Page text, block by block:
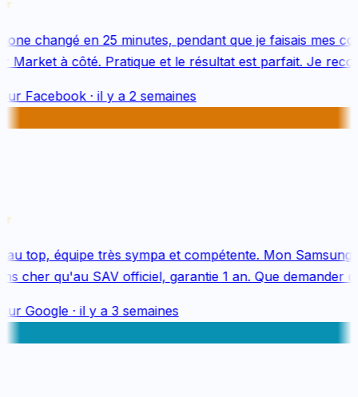
changé en 25 minutes, pendant que je faisais mes
à côté. Pratique et le résultat est parfait. Je
Facebook· il y a 2 semaines
top, équipe très sympa et compétente. Mon Samsung
cher qu'au SAV officiel, garantie 1 an. Que demander
Google· il y a 3 semaines